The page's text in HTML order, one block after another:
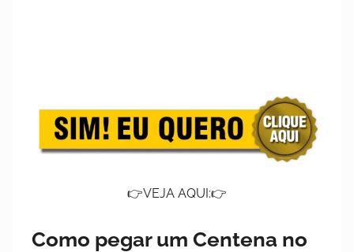
👉VEJA AQUI:👉
Como pegar um Centena no